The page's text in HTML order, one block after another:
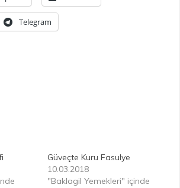
Telegram
Güveçte Kuru Fasulye
10.03.2018
"Baklagil Yemekleri" içinde